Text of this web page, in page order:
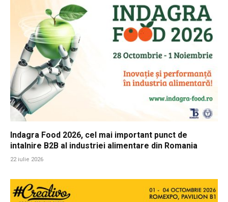
Indagra Food 2026, cel mai important punct de
intalnire B2B al industriei alimentare din Romania
22 iulie 2026